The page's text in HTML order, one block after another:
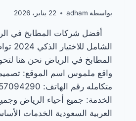
بواسطة adham 22 يناير، 2026
أفضل شركات المطابخ في
الشامل
المطابخ في الرياض نحن هنا
واقع ملموس اسم الموقع:
الخدمة: جميع أحياء الرياض
العربية السعودية الخدمات